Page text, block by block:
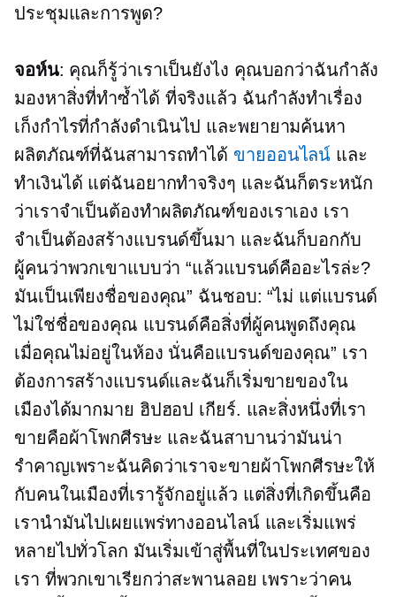
ประชุมและการพูด?
จอห์น: คุณก็รู้ว่าเราเป็นยังไง คุณบอกว่าฉันกำลัง
มองหาสิ่งที่ทำซ้ำได้ ที่จริงแล้ว ฉันกำลังทำเรื่อง
เก็งกำไรที่กำลังดำเนินไป และพยายามค้นหา
ผลิตภัณฑ์ที่ฉันสามารถทำได้ ขายออนไลน์ และ
ทำเงินได้ แต่ฉันอยากทำจริงๆ และฉันก็ตระหนัก
ว่าเราจำเป็นต้องทำผลิตภัณฑ์ของเราเอง เรา
จำเป็นต้องสร้างแบรนด์ขึ้นมา และฉันก็บอกกับ
ผู้คนว่าพวกเขาแบบว่า “แล้วแบรนด์คืออะไรล่ะ?
มันเป็นเพียงชื่อของคุณ” ฉันชอบ: “ไม่ แต่แบรนด์
ไม่ใช่ชื่อของคุณ แบรนด์คือสิ่งที่ผู้คนพูดถึงคุณ
เมื่อคุณไม่อยู่ในห้อง นั่นคือแบรนด์ของคุณ” เรา
ต้องการสร้างแบรนด์และฉันก็เริ่มขายของใน
เมืองได้มากมาย ฮิปฮอป เกียร์. และสิ่งหนึ่งที่เรา
ขายคือผ้าโพกศีรษะ และฉันสาบานว่ามันน่า
รำคาญเพราะฉันคิดว่าเราจะขายผ้าโพกศีรษะให้
กับคนในเมืองที่เรารู้จักอยู่แล้ว แต่สิ่งที่เกิดขึ้นคือ
เรานำมันไปเผยแพร่ทางออนไลน์ และเริ่มแพร่
หลายไปทั่วโลก มันเริ่มเข้าสู่พื้นที่ในประเทศของ
เรา ที่พวกเขาเรียกว่าสะพานลอย เพราะว่าคน